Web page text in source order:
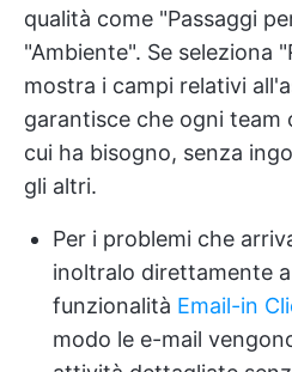
qualità come "Passaggi
"Ambiente". Se seleziona
mostra i campi relativi
garantisce che ogni
cui ha bisogno, senza
gli altri.
Per i problemi che
inoltralo direttamente
funzionalità Email-in
modo le e-mail